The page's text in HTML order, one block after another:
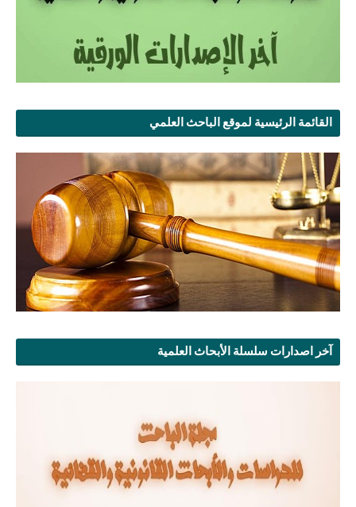
القائمة الرئيسية لموقع الباحث العلمي
آخر اصدارات سلسلة الأبحاث العلمية